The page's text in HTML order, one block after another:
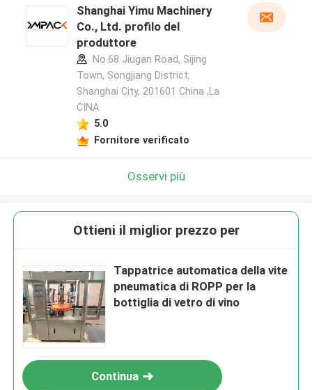
Shanghai Yimu Machinery
Co., Ltd. profilo del
produttore
No.68 Jiugan Road, Sijing
Town, Songjiang District,
Shanghai City, 201601 China ,La
CINA
5.0
Fornitore verificato
Osservi più
Ottieni il miglior prezzo per
Tappatrice automatica della vite
pneumatica di ROPP per la
bottiglia di vetro di vino
Continua